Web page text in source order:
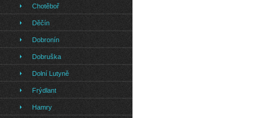
Chotěboř
Děčín
Dobronín
Dobruška
Dolní Lutyně
Frýdlant
Hamry